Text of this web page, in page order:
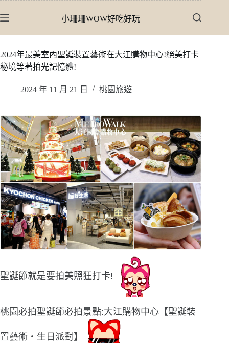
至
內
容
小珊珊WOW好吃好玩
2024年最美室內聖誕裝置藝術在大江購物中心!絕美打卡
秘境等著拍光記憶體!
2024 年 11 月 21 日 桃園旅遊
聖誕節就是要拍美照狂打卡!
桃園必拍聖誕節必拍景點:大江購物中心【聖誕裝
置藝術‧生日派對】